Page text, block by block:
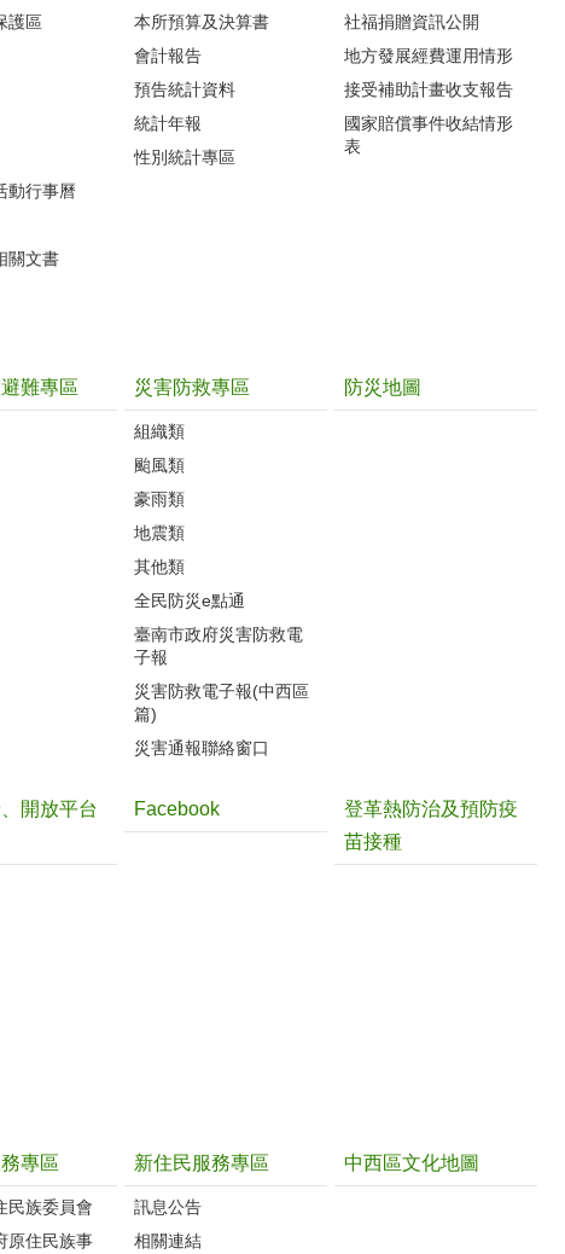
護區
動行事曆
關文書
本所預算及決算書
會計報告
預告統計資料
統計年報
性別統計專區
社福捐贈資訊公開
地方發展經費運用情形
接受補助計畫收支報告
國家賠償事件收結情形
表
難專區 災害防救專區
組織類
颱風類
豪雨類
地震類
其他類
全民防災e點通
臺南市政府災害防救電
子報
災害防救電子報(中西區
篇)
災害通報聯絡窗口
防災地圖
開放平台
Facebook
登革熱防治及預防疫
苗接種
專區
民族委員會
原住民族事
新住民服務專區
訊息公告
相關連結
中西區文化地圖